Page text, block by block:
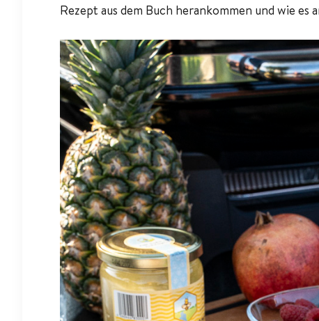
Rezept aus dem Buch herankommen und wie es